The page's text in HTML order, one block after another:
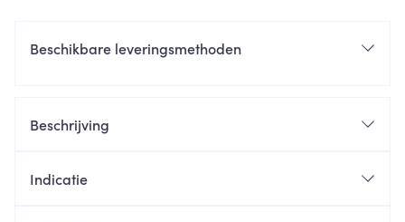
Beschikbare leveringsmethoden
Beschrijving
Indicatie